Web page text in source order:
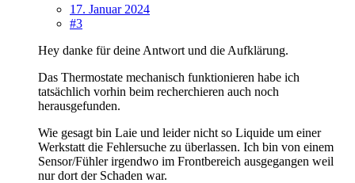
17. Januar 2024
#3
Hey danke für deine Antwort und die Aufklärung.
Das Thermostate mechanisch funktionieren habe ich
tatsächlich vorhin beim recherchieren auch noch
herausgefunden.
Wie gesagt bin Laie und leider nicht so Liquide um einer
Werkstatt die Fehlersuche zu überlassen. Ich bin von einem
Sensor/Fühler irgendwo im Frontbereich ausgegangen weil
nur dort der Schaden war.